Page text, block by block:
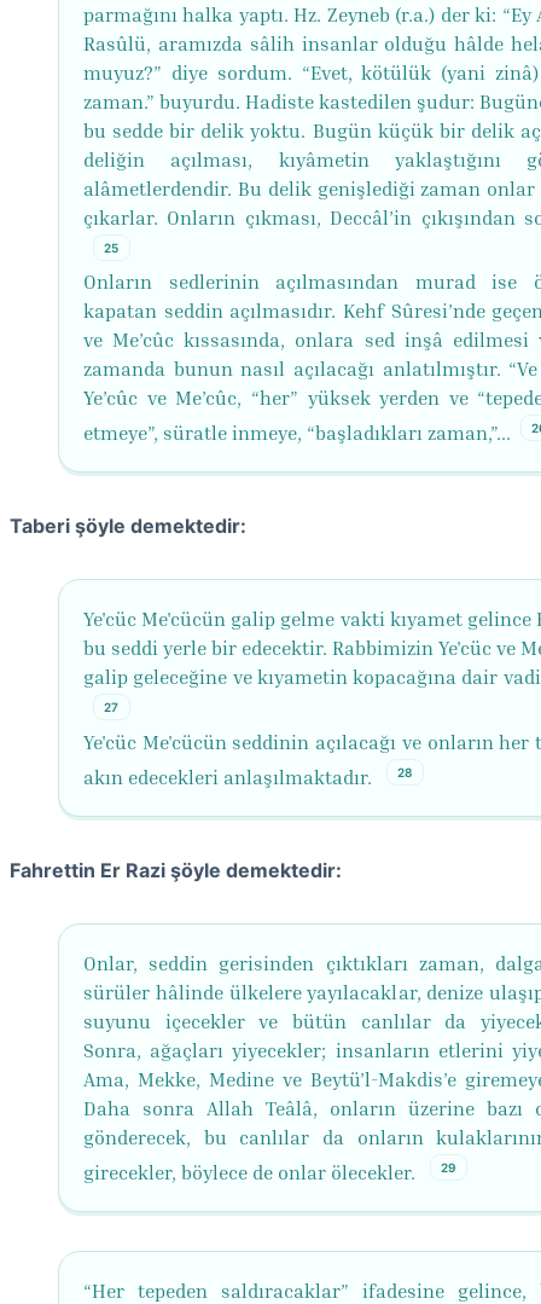
parmağını halka yaptı. Hz. Zeyneb (r.a.) der ki: “Ey
Rasûlü, aramızda sâlih insanlar olduğu hâlde
muyuz?” diye sordum. “Evet, kötülük (yani zinâ)
zaman.” buyurdu. Hadiste kastedilen şudur:
bu sedde bir delik yoktu. Bugün küçük bir delik
deliğin açılması, kıyâmetin yaklaştığını
alâmetlerdendir. Bu delik genişlediği zaman onlar
çıkarlar. Onların çıkması, Deccâl’in çıkışından
25
Onların sedlerinin açılmasından murad ise
kapatan seddin açılmasıdır. Kehf Sûresi’nde
ve Me’cûc kıssasında, onlara sed inşâ
zamanda bunun nasıl açılacağı anlatılmıştır.
Ye’cûc ve Me’cûc, “her” yüksek yerden ve
etmeye”, süratle inmeye, “başladıkları zaman,”...
Taberi şöyle demektedir:
Ye'cüc Me'cücün galip gelme vakti kıyamet gelince
bu seddi yerle bir edecektir. Rabbimizin Ye'cüc ve
galip geleceğine ve kıyametin kopacağına dair
27
Ye'cüc Me'cücün seddinin açılacağı ve onların her
akın edecekleri anlaşılmaktadır.
28
Fahrettin Er Razi şöyle demektedir:
Onlar, seddin gerisinden çıktıkları zaman,
sürüler hâlinde ülkelere yayılacaklar, denize
suyunu içecekler ve bütün canlılar da
Sonra, ağaçları yiyecekler; insanların etlerini
Ama, Mekke, Medine ve Beytü’l-Makdis’e
Daha sonra Allah Teâlâ, onların üzerine bazı
gönderecek, bu canlılar da onların
girecekler, böylece de onlar ölecekler.
29
“Her tepeden saldıracaklar” ifadesine gelince,